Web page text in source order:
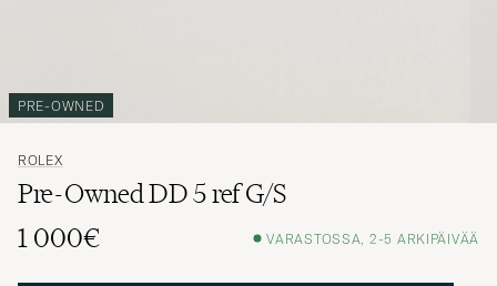
PRE-OWNED
ROLEX
Pre-Owned DD 5 ref G/S
1 000€
VARASTOSSA, 2-5 ARKIPÄIVÄÄ